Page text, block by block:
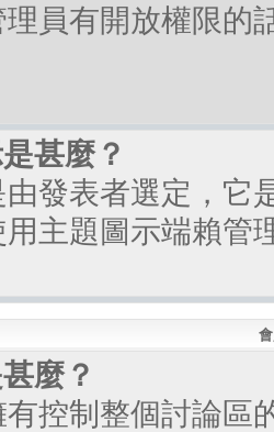
員有開放權限的
甚麼？
發表者選定，它
主題圖示端賴管
麼？
控制整個討論區